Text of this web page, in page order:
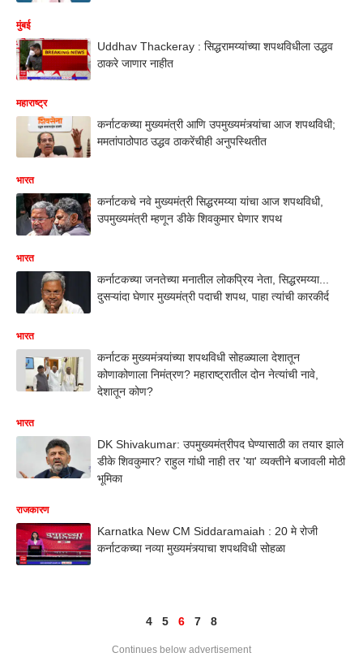
मुंबई
Uddhav Thackeray : सिद्धरामय्यांच्या शपथविधीला उद्धव
ठाकरे जाणार नाहीत
महाराष्ट्र
कर्नाटकच्या मुख्यमंत्री आणि उपमुख्यमंत्र्यांचा आज शपथविधी;
ममतांपाठोपाठ उद्धव ठाकरेंचीही अनुपस्थितीत
भारत
कर्नाटकचे नवे मुख्यमंत्री सिद्धरमय्या यांचा आज शपथविधी,
उपमुख्यमंत्री म्हणून डीके शिवकुमार घेणार शपथ
भारत
कर्नाटकच्या जनतेच्या मनातील लोकप्रिय नेता, सिद्धरमय्या...
दुसऱ्यांदा घेणार मुख्यमंत्री पदाची शपथ, पाहा त्यांची कारकीर्द
भारत
कर्नाटक मुख्यमंत्र्यांच्या शपथविधी सोहळ्याला देशातून
कोणाकोणाला निमंत्रण? महाराष्ट्रातील दोन नेत्यांची नावे,
देशातून कोण?
भारत
DK Shivakumar: उपमुख्यमंत्रीपद घेण्यासाठी का तयार झाले
डीके शिवकुमार? राहुल गांधी नाही तर 'या' व्यक्तीने बजावली मोठी
भूमिका
राजकारण
Karnatka New CM Siddaramaiah : 20 मे रोजी
कर्नाटकच्या नव्या मुख्यमंत्र्याचा शपथविधी सोहळा
4 5 6 7 8
Continues below advertisement